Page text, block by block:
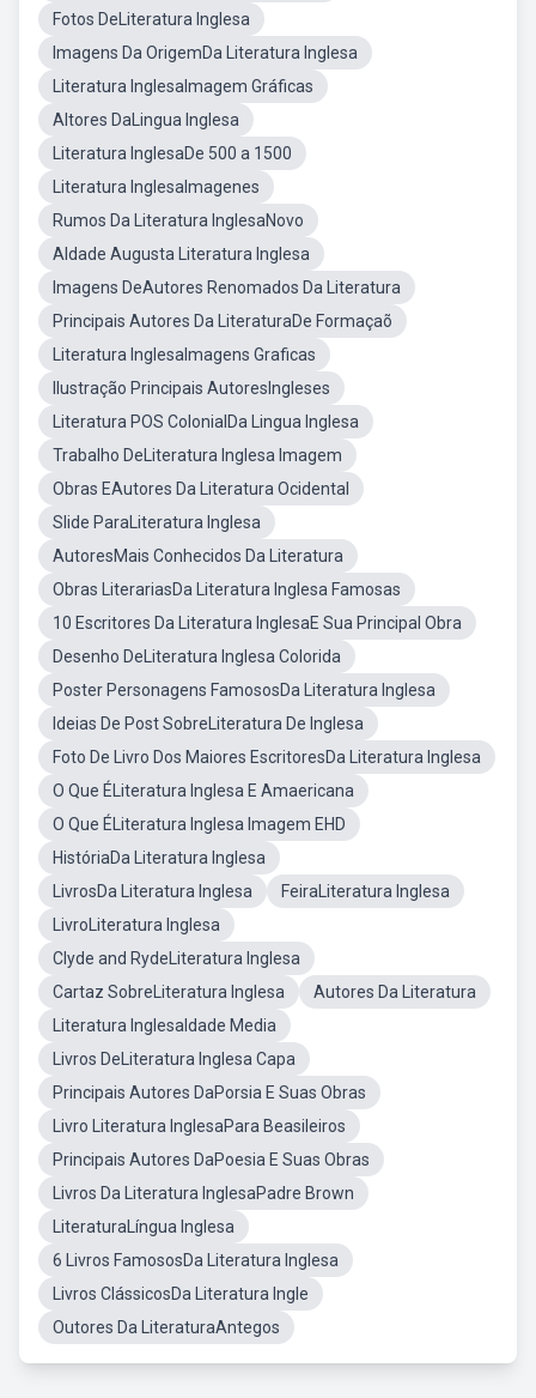
Fotos DeLiteratura Inglesa
Imagens Da OrigemDa Literatura Inglesa
Literatura InglesaImagem Gráficas
Altores DaLingua Inglesa
Literatura InglesaDe 500 a 1500
Literatura InglesaImagenes
Rumos Da Literatura InglesaNovo
AIdade Augusta Literatura Inglesa
Imagens DeAutores Renomados Da Literatura
Principais Autores Da LiteraturaDe Formaçaõ
Literatura InglesaImagens Graficas
Ilustração Principais AutoresIngleses
Literatura POS ColonialDa Lingua Inglesa
Trabalho DeLiteratura Inglesa Imagem
Obras EAutores Da Literatura Ocidental
Slide ParaLiteratura Inglesa
AutoresMais Conhecidos Da Literatura
Obras LiterariasDa Literatura Inglesa Famosas
10 Escritores Da Literatura InglesaE Sua Principal Obra
Desenho DeLiteratura Inglesa Colorida
Poster Personagens FamososDa Literatura Inglesa
Ideias De Post SobreLiteratura De Inglesa
Foto De Livro Dos Maiores EscritoresDa Literatura Inglesa
O Que ÉLiteratura Inglesa E Amaericana
O Que ÉLiteratura Inglesa Imagem EHD
HistóriaDa Literatura Inglesa
LivrosDa Literatura Inglesa
FeiraLiteratura Inglesa
LivroLiteratura Inglesa
Clyde and RydeLiteratura Inglesa
Cartaz SobreLiteratura Inglesa
Autores Da Literatura
Literatura InglesaIdade Media
Livros DeLiteratura Inglesa Capa
Principais Autores DaPorsia E Suas Obras
Livro Literatura InglesaPara Beasileiros
Principais Autores DaPoesia E Suas Obras
Livros Da Literatura InglesaPadre Brown
LiteraturaLíngua Inglesa
6 Livros FamososDa Literatura Inglesa
Livros ClássicosDa Literatura Ingle
Outores Da LiteraturaAntegos